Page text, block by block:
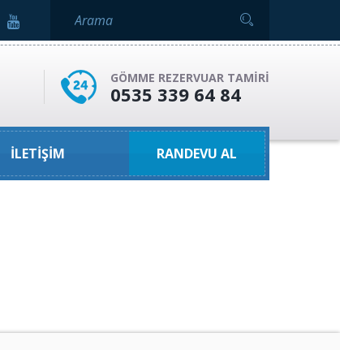
GÖMME REZERVUAR TAMIRI
0535 339 64 84
İLETIŞIM RANDEVU AL